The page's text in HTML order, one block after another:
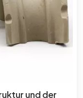
und der